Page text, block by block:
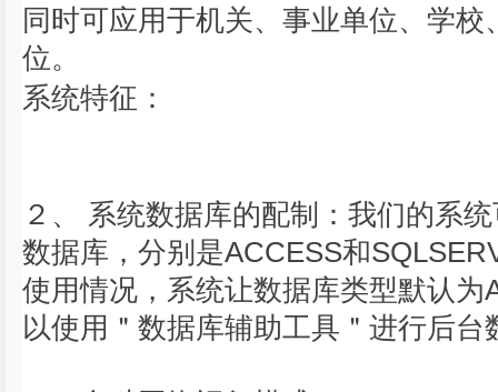
同时可应用于机关、事业单位、学
位。
系统特征：
２、 系统数据库的配制：我们的系
数据库，分别是ACCESS和
使用情况，系统让数据库类型默认为
以使用＂数据库辅助工具＂进行后